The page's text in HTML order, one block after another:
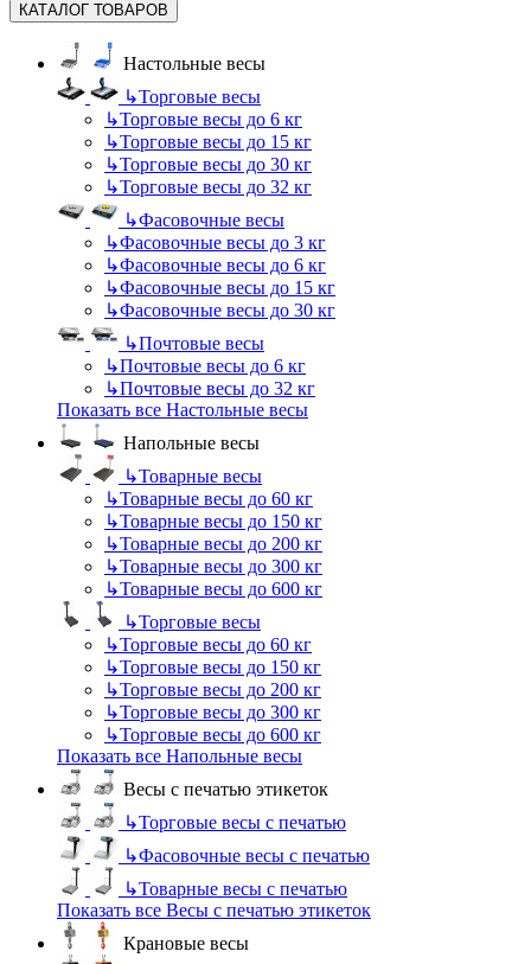
КАТАЛОГ ТОВАРОВ
Настольные весы
↳Торговые весы
↳Торговые весы до 6 кг
↳Торговые весы до 15 кг
↳Торговые весы до 30 кг
↳Торговые весы до 32 кг
↳Фасовочные весы
↳Фасовочные весы до 3 кг
↳Фасовочные весы до 6 кг
↳Фасовочные весы до 15 кг
↳Фасовочные весы до 30 кг
↳Почтовые весы
↳Почтовые весы до 6 кг
↳Почтовые весы до 32 кг
Показать все Настольные весы
Напольные весы
↳Товарные весы
↳Товарные весы до 60 кг
↳Товарные весы до 150 кг
↳Товарные весы до 200 кг
↳Товарные весы до 300 кг
↳Товарные весы до 600 кг
↳Торговые весы
↳Торговые весы до 60 кг
↳Торговые весы до 150 кг
↳Торговые весы до 200 кг
↳Торговые весы до 300 кг
↳Торговые весы до 600 кг
Показать все Напольные весы
Весы с печатью этикеток
↳Торговые весы с печатью
↳Фасовочные весы с печатью
↳Товарные весы с печатью
Показать все Весы с печатью этикеток
Крановые весы